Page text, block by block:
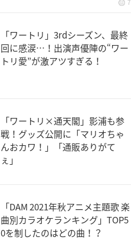
7
「ワートリ」3rdシーズン、最終
回に感涙…！出演声優陣の“ワー
トリ愛”が激アツすぎる！
「ワートリ×通天閣」影浦も参
戦！グッズ公開に「マリオちゃ
んおカワ！」「通販ありがて
ぇ」
「DAM 2021年秋アニメ主題歌 楽
曲別カラオケランキング」TOP5
0を制したのはどの曲！？